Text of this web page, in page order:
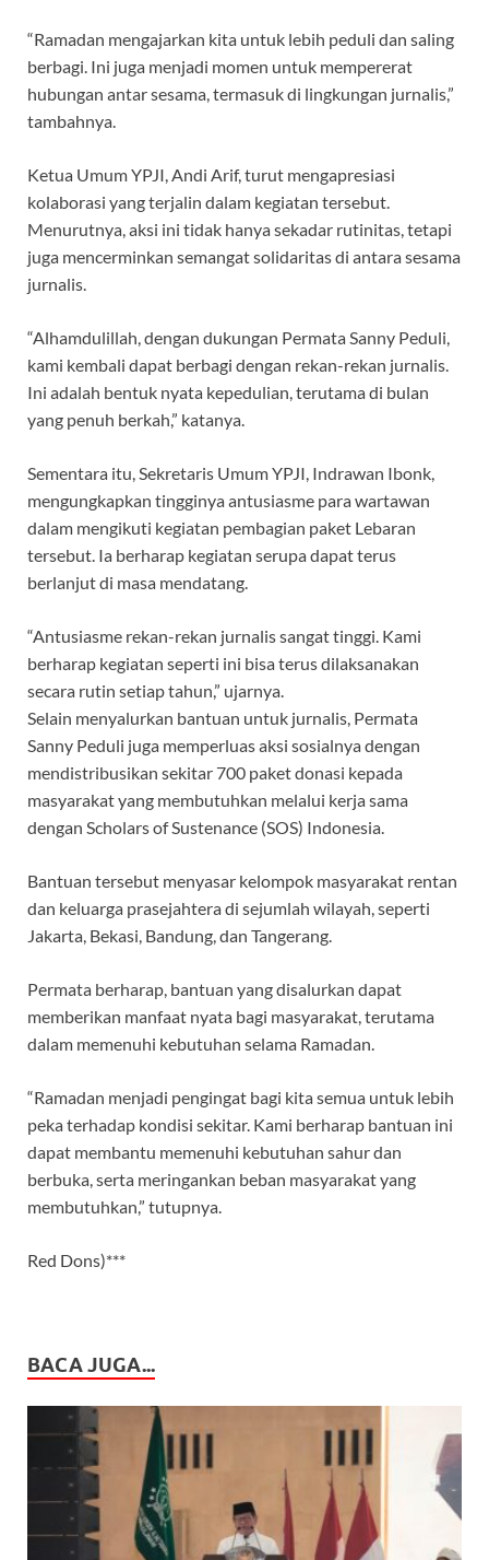
“Ramadan mengajarkan kita untuk lebih peduli dan saling
berbagi. Ini juga menjadi momen untuk mempererat
hubungan antar sesama, termasuk di lingkungan jurnalis,”
tambahnya.
Ketua Umum YPJI, Andi Arif, turut mengapresiasi
kolaborasi yang terjalin dalam kegiatan tersebut.
Menurutnya, aksi ini tidak hanya sekadar rutinitas, tetapi
juga mencerminkan semangat solidaritas di antara sesama
jurnalis.
“Alhamdulillah, dengan dukungan Permata Sanny Peduli,
kami kembali dapat berbagi dengan rekan-rekan jurnalis.
Ini adalah bentuk nyata kepedulian, terutama di bulan
yang penuh berkah,” katanya.
Sementara itu, Sekretaris Umum YPJI, Indrawan Ibonk,
mengungkapkan tingginya antusiasme para wartawan
dalam mengikuti kegiatan pembagian paket Lebaran
tersebut. Ia berharap kegiatan serupa dapat terus
berlanjut di masa mendatang.
“Antusiasme rekan-rekan jurnalis sangat tinggi. Kami
berharap kegiatan seperti ini bisa terus dilaksanakan
secara rutin setiap tahun,” ujarnya.
Selain menyalurkan bantuan untuk jurnalis, Permata
Sanny Peduli juga memperluas aksi sosialnya dengan
mendistribusikan sekitar 700 paket donasi kepada
masyarakat yang membutuhkan melalui kerja sama
dengan Scholars of Sustenance (SOS) Indonesia.
Bantuan tersebut menyasar kelompok masyarakat rentan
dan keluarga prasejahtera di sejumlah wilayah, seperti
Jakarta, Bekasi, Bandung, dan Tangerang.
Permata berharap, bantuan yang disalurkan dapat
memberikan manfaat nyata bagi masyarakat, terutama
dalam memenuhi kebutuhan selama Ramadan.
“Ramadan menjadi pengingat bagi kita semua untuk lebih
peka terhadap kondisi sekitar. Kami berharap bantuan ini
dapat membantu memenuhi kebutuhan sahur dan
berbuka, serta meringankan beban masyarakat yang
membutuhkan,” tutupnya.
Red Dons)***
BACA JUGA...